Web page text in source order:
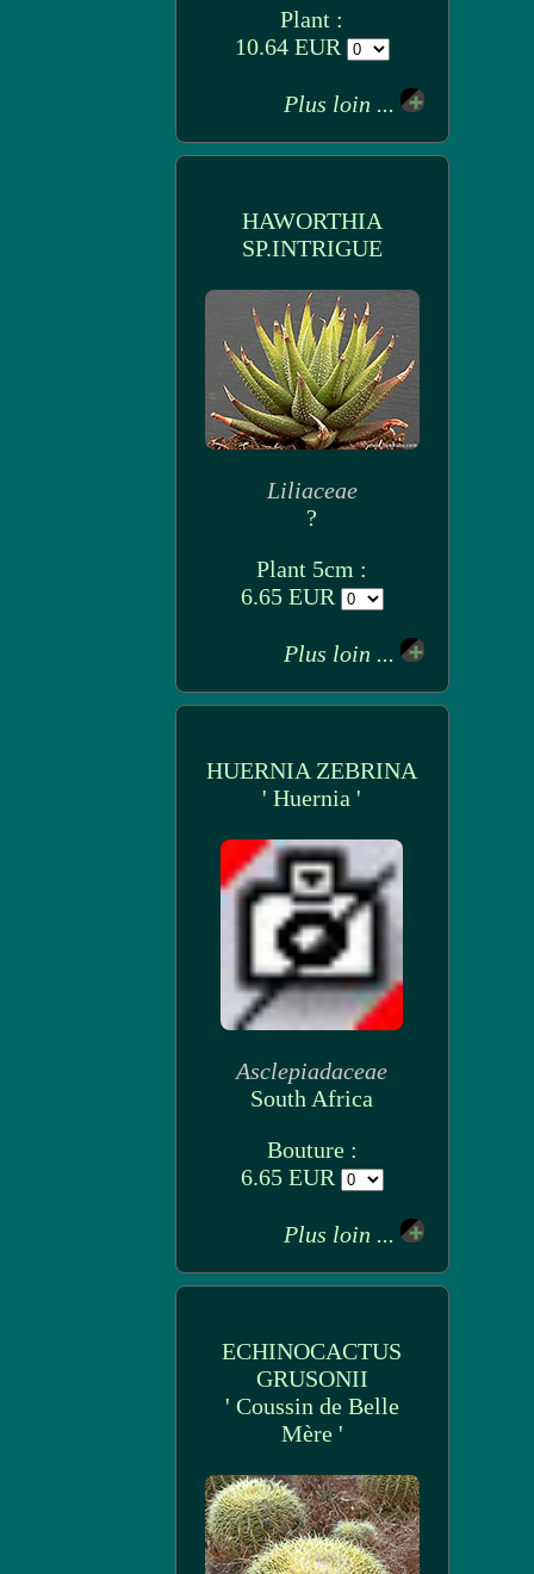
Plant :
10.64 EUR
Plus loin ...
HAWORTHIA
SP.INTRIGUE
Liliaceae
?
Plant 5cm :
6.65 EUR
Plus loin ...
HUERNIA ZEBRINA
' Huernia '
Asclepiadaceae
South Africa
Bouture :
6.65 EUR
Plus loin ...
ECHINOCACTUS
GRUSONII
' Coussin de Belle
Mère '